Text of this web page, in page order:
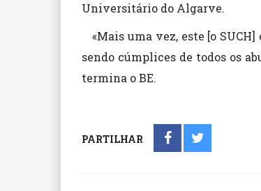
Universitário do Algarve.
«Mais uma vez, este [o
sendo cúmplices de todos os
termina o BE.
PARTILHAR